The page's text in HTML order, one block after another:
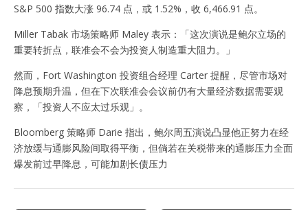
S&P 500 指数大涨 96.74 点，或 1.52%，收 6,466.91 点。
Miller Tabak 市场策略师 Maley 表示：「这次演说是鲍尔立场的
重要转折点，联准会不会为投资人制造重大阻力。」
然而，Fort Washington 投资组合经理 Carter 提醒，尽管市场对
降息预期升温，但在下次联准会会议前仍有大量经济数据需要观
察，「投资人不应太过乐观」。
Bloomberg 策略师 Darie 指出，鲍尔周五演说凸显他正努力在经
济放缓与通膨风险间取得平衡，但倘若在关税带来的通膨压力全面
爆发前过早降息，可能加剧长债压力